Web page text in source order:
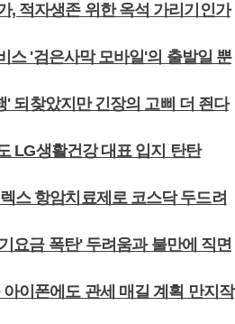
, 적자생존 위한 옥석 가리기인가
스 '검은사막 모바일'의 출발일 뿐
되찾았지만 긴장의 고삐 더 죈다
LG생활건강 대표 입지 탄탄
스 항암치료제로 코스닥 두드려
요금 폭탄' 두려움과 불만에 직면
이폰에도 관세 매길 계획 만지작